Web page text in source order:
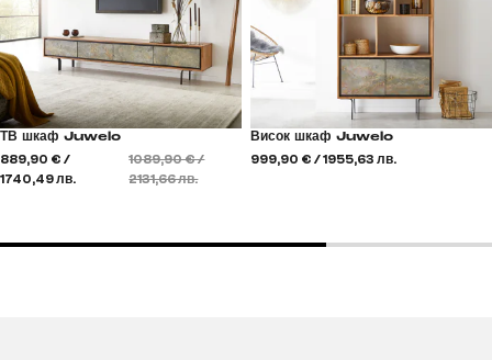
ТВ шкаф Juwelo
889,90 € /
1740,49 лв.
1089,90 € /
2131,66 лв.
Висок шкаф Juwelo
999,90 € / 1955,63 лв.